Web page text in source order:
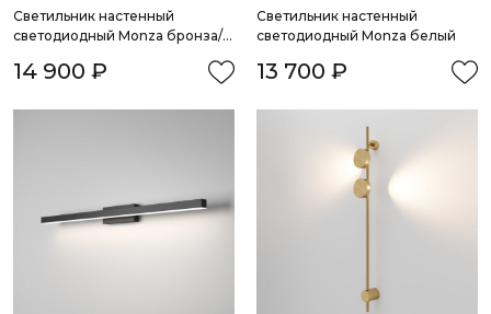
Светильник настенный
светодиодный Monza бронза/
14 900 ₽
Светильник настенный
светодиодный Monza белый
13 700 ₽